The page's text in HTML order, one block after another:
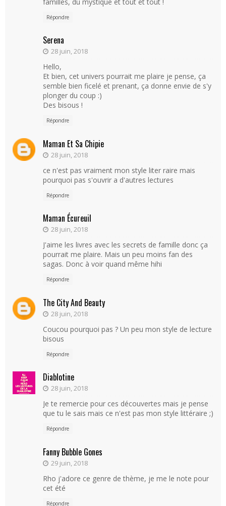
Répondre
Serena
28 juin, 2018
Hello,
Et bien, cet univers pourrait me plaire je pense, ça
semble bien ficelé et prenant, ça donne envie de s'y
plonger du coup :)
Des bisous !
Répondre
Maman Et Sa Chipie
28 juin, 2018
ce n'est pas vraiment mon style liter raire mais
pourquoi pas s'ouvrir a d'autres lectures
Répondre
Maman Écureuil
28 juin, 2018
J'aime les livres avec les secrets de famille donc ça
pourrait me plaire. Mais un peu moins fan des
sagas. Donc à voir quand même hihi
Répondre
The City And Beauty
28 juin, 2018
Coucou pourquoi pas ? Un peu mon style de lecture
bisous
Répondre
Diablotine
28 juin, 2018
Je te remercie pour ces découvertes mais je pense
que tu le sais mais ce n'est pas mon style littéraire ;)
Répondre
Fanny Bubble Gones
29 juin, 2018
Rho j'adore ce genre de thème, je me le note pour
cet été
Répondre